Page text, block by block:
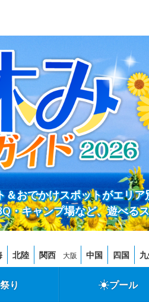
おでかけスポットがエリア
・キャンプ場など、遊べる
北陸 関西 大阪 中国 四国
り プール